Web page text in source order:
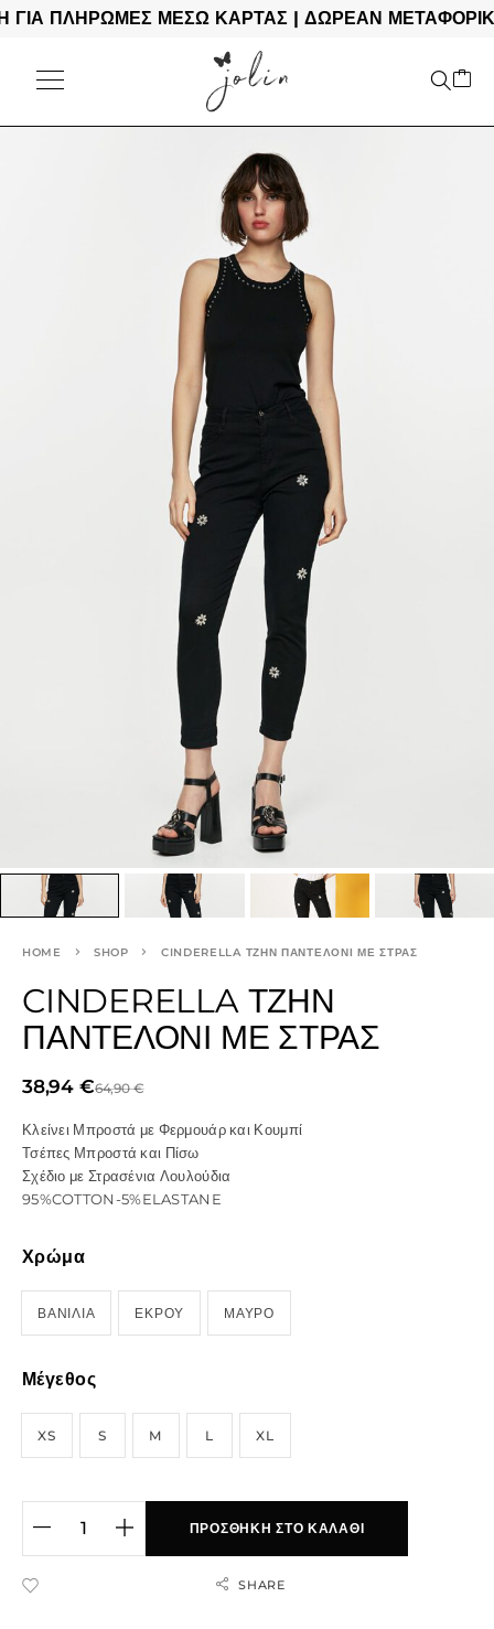
ΠΛΗΡΩΜΕΣ ΜΕΣΩ ΚΑΡΤΑΣ | ΔΩΡΕΑΝ ΜΕΤΑΦΟΡΙΚΑ
HOME SHOP CINDERELLA ΤΖΗΝ ΠΑΝΤΕΛΌΝΙ ΜΕ ΣΤΡΑΣ
CINDERELLA ΤΖΗΝ
ΠΑΝΤΕΛΌΝΙ ΜΕ ΣΤΡΑΣ
64,90€
38,94 €
Κλείνει Μπροστά με Φερμουάρ και Κουμπί
Τσέπες Μπροστά και Πίσω
Σχέδιο με Στρασένια Λουλούδια
95%COTTON-5%ELASTANE
Χρώμα
ΒΑΝΙΛΙΑ ΕΚΡΟΥ ΜΑΥΡΟ
Μέγεθος
XS S M L XL
ΠΡΟΣΘΉΚΗ ΣΤΟ ΚΑΛΆΘΙ
SHARE